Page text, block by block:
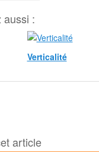
aussi :
Verticalité
article